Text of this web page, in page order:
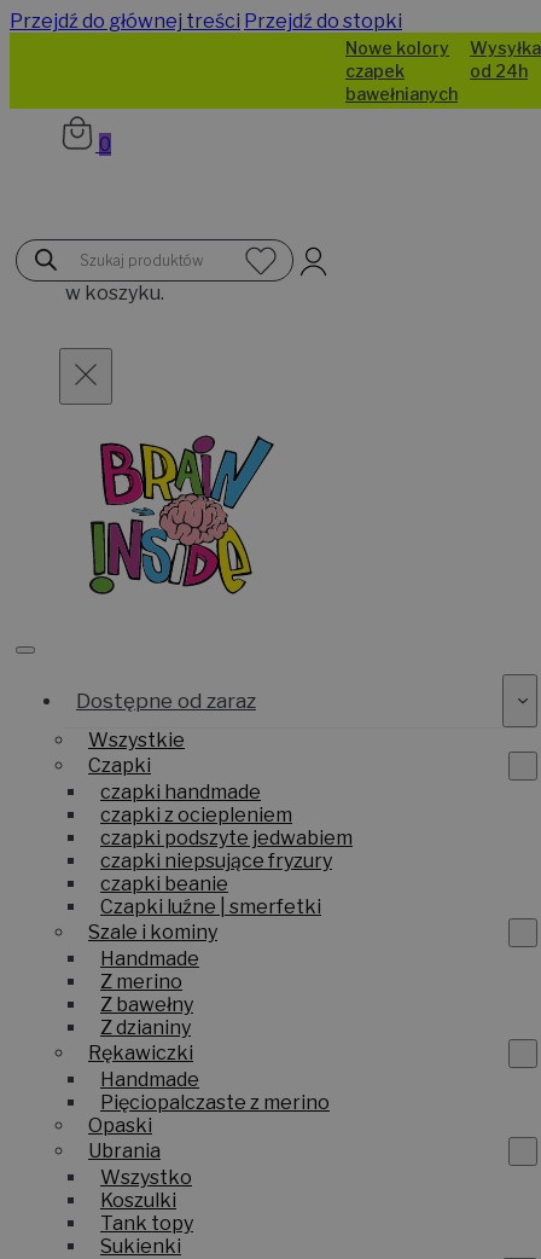
Przejdź do głównej treści Przejdź do stopki
Nowe kolory
czapek
bawełnianych
Wysyłka
od 24h
Wyszukiwarka
produktów
0
Brak
produktów
w koszyku.
Dostępne od zaraz
Wszystkie
Czapki
czapki handmade
czapki z ociepleniem
czapki podszyte jedwabiem
czapki niepsujące fryzury
czapki beanie
Czapki luźne | smerfetki
Szale i kominy
Handmade
Z merino
Z bawełny
Z dzianiny
Rękawiczki
Handmade
Pięciopalczaste z merino
Opaski
Ubrania
Wszystko
Koszulki
Tank topy
Sukienki